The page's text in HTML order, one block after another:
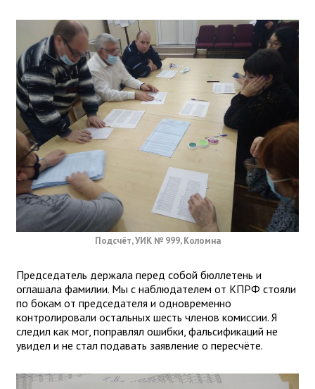
Подсчёт, УИК № 999, Коломна
Председатель держала перед собой бюллетень и
оглашала фамилии. Мы с наблюдателем от КПРФ стояли
по бокам от председателя и одновременно
контролировали остальных шесть членов комиссии. Я
следил как мог, поправлял ошибки, фальсификаций не
увидел и не стал подавать заявление о пересчёте.